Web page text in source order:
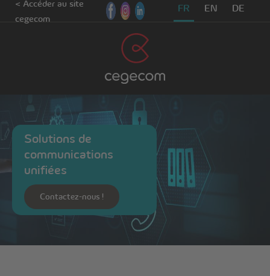
< Accéder au site
cegecom
FR EN DE
Solutions de
communications
unifiées
Contactez-nous !